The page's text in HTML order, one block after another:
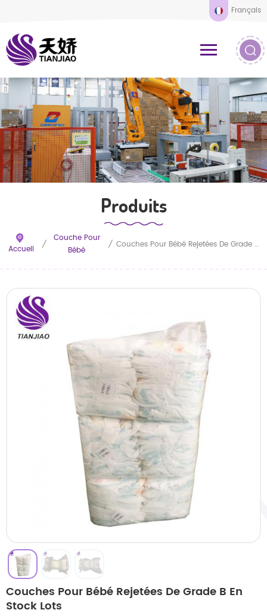
Français
Produits
Accueil /
Couche Pour
Bébé
/ Couches Pour Bébé Rejetées De Grade B En Stock Lots
Couches Pour Bébé Rejetées De Grade B En
Stock Lots